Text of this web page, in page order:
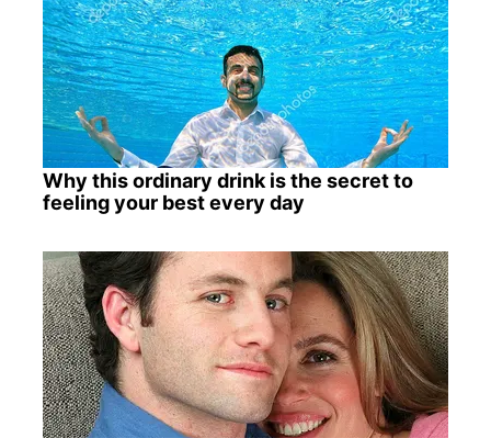
Why this ordinary drink is the secret to
feeling your best every day